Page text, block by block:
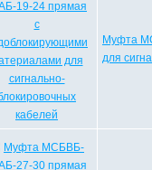
Муфта
для